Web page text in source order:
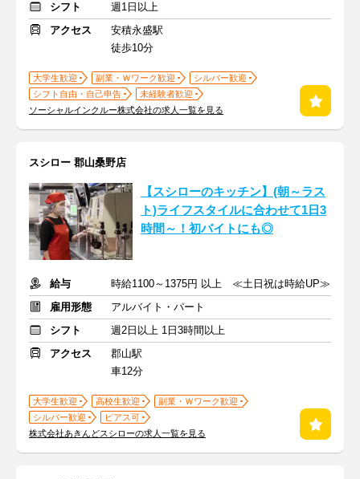
シフト
週1日以上
アクセス
安積永盛駅
徒歩10分
大学生歓迎 副業・Ｗワーク歓迎
シルバー歓迎
シフト自由・自己申告
未経験者歓迎
ソーシャルインクルー株式会社の求人一覧を見る
スシロー 郡山桑野店
【スシローのキッチン】(朝～ラス
ト)ライフスタイルに合わせて1日3
時間～！初バイトにも◎
給与
時給1100～1375円 以上 ≪土日祝は時給UP≫
雇用形態
アルバイト・パート
シフト
週2日以上 1日3時間以上
アクセス
郡山駅
車12分
大学生歓迎 高校生歓迎
副業・Ｗワーク歓迎
シルバー歓迎
ピアス可
株式会社あきんどスシローの求人一覧を見る